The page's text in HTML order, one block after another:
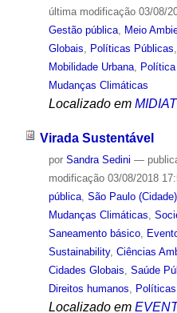
última modificação03/08/
Gestão pública, Meio
Globais
Políticas Públicas
Mobilidade Urbana, Política
Mudanças Climáticas
Localizado em
Virada Sustentável
por Sandra Sedini —
modificação03/08/2018
pública, São Paulo (Cidade),
Mudanças Climáticas
Saneamento básico,
Sustainability, Ciências
Cidades Globais Saúde
Direitos humanos
Localizado em